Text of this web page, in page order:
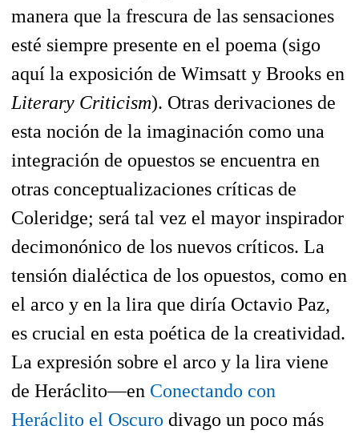
manera que la frescura de las sensaciones
esté siempre presente en el poema (sigo
aquí la exposición de Wimsatt y Brooks en
Literary Criticism). Otras derivaciones de
esta noción de la imaginación como una
integración de opuestos se encuentra en
otras conceptualizaciones críticas de
Coleridge; será tal vez el mayor inspirador
decimonónico de los nuevos críticos. La
tensión dialéctica de los opuestos, como en
el arco y en la lira que diría Octavio Paz,
es crucial en esta poética de la creatividad.
La expresión sobre el arco y la lira viene
de Heráclito—en Conectando con
Heráclito el Oscuro divago un poco más